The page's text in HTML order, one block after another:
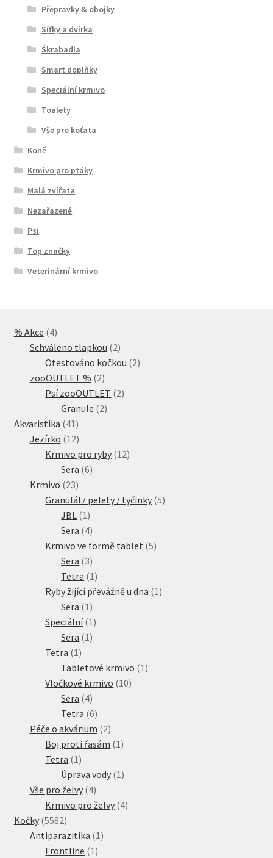
Přepravky & obojky
Síťky a dvírka
Škrabadla
Smart doplňky
Speciální krmivo
Toalety
Vše pro koťata
Koně
Krmivo pro ptáky
Malá zvířata
Nezařazené
Psi
Top značky
Veterinární krmivo
% Akce 44
produkty
Schváleno tlapkou 22
produkty
Otestováno kočkou 22
zooOUTLET % 22
produkty
Psí zooOUTLET 22
Granule 22
Akvaristika 41 41
produktů
Jezírko 1212
produktů
Krmivo pro ryby 1212
Sera 66
Krmivo 2323
produktů
Granulát/ pelety / tyčinky 55
JBL 1 1
produkt
Sera 44
produkty
Krmivo ve formě tablet 55
Sera 33
produkty
Tetra 1 1
produkt
Ryby žijící převážně u dna 1 1
Sera 1 1
produkt
Speciální 1 1
Sera 1 1
Tetra 1 1
produkt
Tabletové krmivo 1 1
Vločkové krmivo 1010
Sera 44
produkty
Tetra 66
produktů
Péče o akvárium 22
produkty
Boj proti řasám 1 1
Tetra 1 1
produkt
Úprava vody 1 1
Vše pro želvy 44
produkty
Krmivo pro želvy 44
Kočky 55825582
produktů
Antiparazitika 1 1
Frontline 1 1